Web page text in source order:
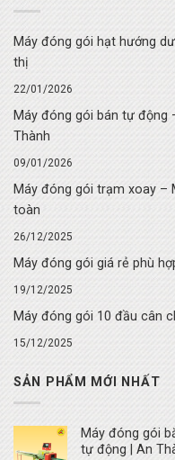
Máy đóng gói hạt hướng
thị
22/01/2026
Máy đóng gói bán tự động
Thành
09/01/2026
Máy đóng gói trạm xoay –
toàn
26/12/2025
Máy đóng gói giá rẻ phù
19/12/2025
Máy đóng gói 10 đầu cân
15/12/2025
SẢN PHẨM MỚI NHẤT
Máy đóng gói
tự động | An